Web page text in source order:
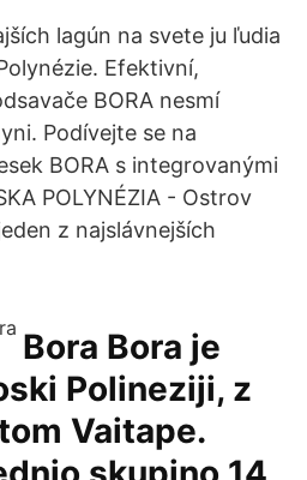
lagún na svete ju ľudia
Efektivní,
BORA nesmí
Podívejte se na
BORA s integrovanými
POLYNÉZIA - Ostrov
z najslávnejších
Bora Bora je
Polineziji, z
Vaitape.